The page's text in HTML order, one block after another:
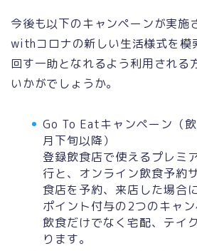
今後も以下のキャンペーンが実施
withコロナの新しい生活様式を模
回す一助となれるよう利用される
いかがでしょうか。
Go To Eatキャンペーン（
月下旬以降）
登録飲食店で使えるプレミ
行と、オンライン飲食予約
食店を予約、来店した場合
ポイント付与の2つのキャ
飲食だけでなく宅配、テイ
ります。